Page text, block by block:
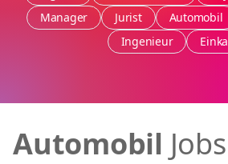
Manager
Jurist Automobil
Ingenieur
Automobil